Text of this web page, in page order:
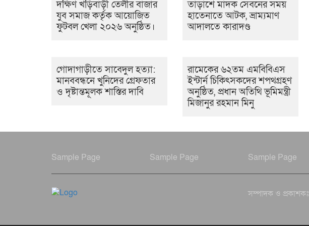
দক্ষিণ খড়িবাড়ী তেলীর বাজার
যুব সমাজ কর্তৃক আয়োজিত
ফুটবল খেলা ২০২৬ অনুষ্ঠিত।
তাড়াশে মাদক সেবনের সময়
হাতেনাতে আটক, ভ্রাম্যমাণ
আদালতে কারাদণ্ড
গোদাগাড়ীতে সাবেদুল হত্যা:
মানববন্ধনে খুনিদের গ্রেফতার
ও দৃষ্টান্তমূলক শাস্তির দাবি
রামেকের ৬২তম এমবিবিএস
ইন্টার্ন চিকিৎসকদের শপথগ্রহণ
অনুষ্ঠিত, প্রধান অতিথি ভূমিমন্ত্রী
মিজানুর রহমান মিনু
Sample Page Sample Page Sample Page
সম্পাদক ও প্রকাশকঃ